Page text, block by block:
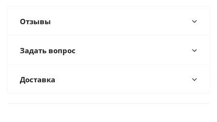
Отзывы
Задать вопрос
Доставка